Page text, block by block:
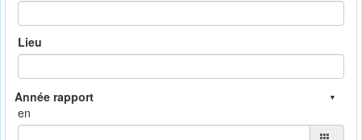
Lieu
en